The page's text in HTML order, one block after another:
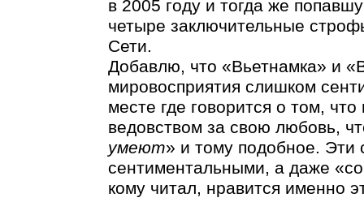
в 2005 году и тогда же
четыре заключительные
Сети.
Добавлю, что «Вьетнамка» и
мировосприятия слишком
месте где говорится о том,
ведовством за свою любовь,
умеют» и тому подобное. Эти
сентиментальными, а даже
кому читал, нравится именно